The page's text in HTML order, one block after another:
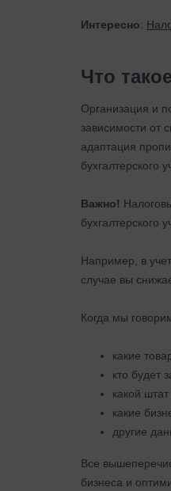
Интересно:
Что
Организация и
зависимости от
адаптация
бухгалтерского
Важно!
Например, в
случае вы
Когда мы
какие
кто будет
какой
какие
другие
Все
бизнеса и